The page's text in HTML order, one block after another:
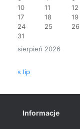
sierpień 2026
10
11 12
17
18 19
24
25 26
31
« lip
Informacje